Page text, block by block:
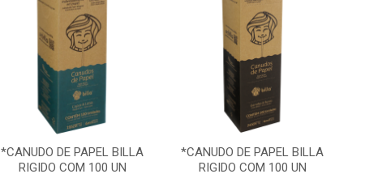
*CANUDO DE PAPEL BILLA
RIGIDO COM 100 UN
*CANUDO DE PAPEL BILLA
RIGIDO COM 100 UN